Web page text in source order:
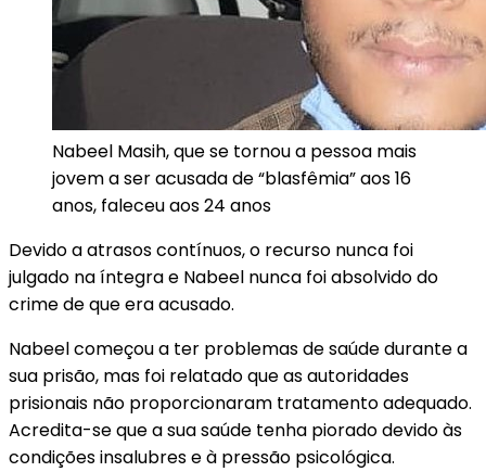
Nabeel Masih, que se tornou a pessoa mais
jovem a ser acusada de “blasfêmia” aos 16
anos, faleceu aos 24 anos
Devido a atrasos contínuos, o recurso nunca foi
julgado na íntegra e Nabeel nunca foi absolvido do
crime de que era acusado.
Nabeel começou a ter problemas de saúde durante a
sua prisão, mas foi relatado que as autoridades
prisionais não proporcionaram tratamento adequado.
Acredita-se que a sua saúde tenha piorado devido às
condições insalubres e à pressão psicológica.